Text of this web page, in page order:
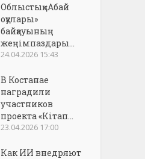
Облыстық «Абай
оқулары»
байқауының
жеңімпаздары...
24.04.2026 15:43
В Костанае
наградили
участников
проекта «Кітап...
23.04.2026 17:00
Как ИИ внедряют